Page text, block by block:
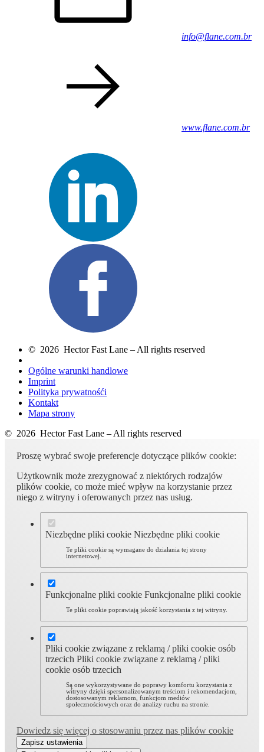
info@flane.com.br
www.flane.com.br
© 2026 Hector Fast Lane – All rights reserved
Ogólne warunki handlowe
Imprint
Polityka prywatnośći
Kontakt
Mapa strony
© 2026 Hector Fast Lane – All rights reserved
Proszę wybrać swoje preferencje dotyczące plików cookie:
Użytkownik może zrezygnować z niektórych rodzajów
plików cookie, co może mieć wpływ na korzystanie przez
niego z witryny i oferowanych przez nas usług.
Niezbędne pliki cookie Niezbędne pliki cookie
Te pliki cookie są wymagane do działania tej strony
internetowej.
Funkcjonalne pliki cookie Funkcjonalne pliki cookie
Te pliki cookie poprawiają jakość korzystania z tej witryny.
Pliki cookie związane z reklamą / pliki cookie osób
trzecich Pliki cookie związane z reklamą / pliki
cookie osób trzecich
Są one wykorzystywane do poprawy komfortu korzystania z
witryny dzięki spersonalizowanym treściom i rekomendacjom,
dostosowanym reklamom, funkcjom mediów
społecznościowych oraz do analizy ruchu na stronie.
Dowiedz się więcej o stosowaniu przez nas plików cookie